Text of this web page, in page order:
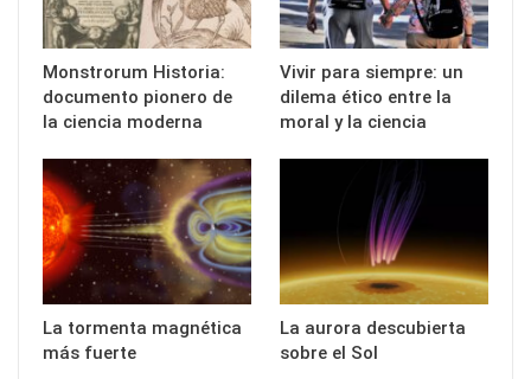
Monstrorum Historia:
documento pionero de
la ciencia moderna
Vivir para siempre: un
dilema ético entre la
moral y la ciencia
La tormenta magnética
más fuerte
La aurora descubierta
sobre el Sol